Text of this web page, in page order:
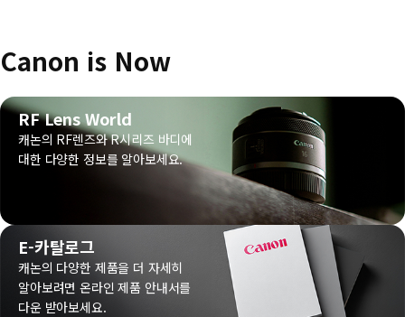
Canon is Now
RF Lens World
캐논의 RF렌즈와 R시리즈 바디에
대한 다양한 정보를 알아보세요.
E-카탈로그
캐논의 다양한 제품을 더 자세히
알아보려면 온라인 제품 안내서를
다운 받아보세요.